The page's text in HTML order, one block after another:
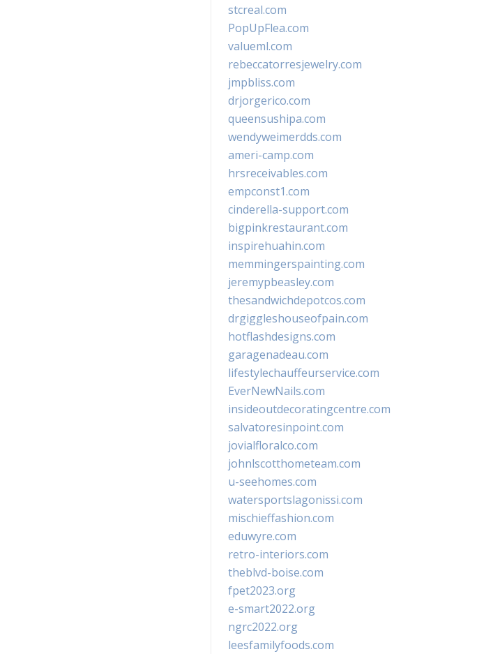
stcreal.com
PopUpFlea.com
valueml.com
rebeccatorresjewelry.com
jmpbliss.com
drjorgerico.com
queensushipa.com
wendyweimerdds.com
ameri-camp.com
hrsreceivables.com
empconst1.com
cinderella-support.com
bigpinkrestaurant.com
inspirehuahin.com
memmingerspainting.com
jeremypbeasley.com
thesandwichdepotcos.com
drgiggleshouseofpain.com
hotflashdesigns.com
garagenadeau.com
lifestylechauffeurservice.com
EverNewNails.com
insideoutdecoratingcentre.com
salvatoresinpoint.com
jovialfloralco.com
johnlscotthometeam.com
u-seehomes.com
watersportslagonissi.com
mischieffashion.com
eduwyre.com
retro-interiors.com
theblvd-boise.com
fpet2023.org
e-smart2022.org
ngrc2022.org
leesfamilyfoods.com